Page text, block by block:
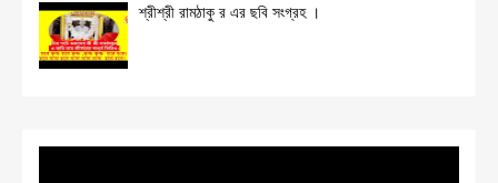
শ্রীশ্রী রামঠাকু র এর ছবি সংগ্রহ ।